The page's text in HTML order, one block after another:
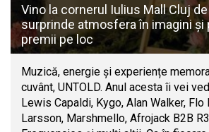
Vino la cornerul Iulius Mall Cluj de
surprinde atmosfera în imagini și
premii pe loc
Muzică, energie și experiențe
cuvânt, UNTOLD. Anul acesta îi vei
Lewis Capaldi, Kygo, Alan Walker, Flo
Larsson, Marshmello, Afrojack B2B